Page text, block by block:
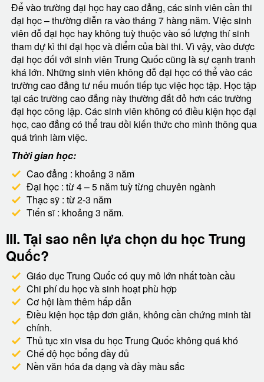
Để vào trường đại học hay cao đẳng, các sinh viên cần thi
đại học – thường diễn ra vào tháng 7 hàng năm. Việc sinh
viên đỗ đại học hay không tuỳ thuộc vào số lượng thí sinh
tham dự kì thi đại học và điểm của bài thi. Vì vậy, vào được
đại học đối với sinh viên Trung Quốc cũng là sự cạnh tranh
khá lớn. Những sinh viên không đỗ đại học có thể vào các
trường cao đẳng tư nếu muốn tiếp tục việc học tập. Học tập
tại các trường cao đẳng này thường đắt đỏ hơn các trường
đại học công lập. Các sinh viên không có điều kiện học đại
học, cao đẳng có thể trau dồi kiến thức cho mình thông qua
quá trình làm việc.
Thời gian học:
Cao đẳng : khoảng 3 năm
Đại học : từ 4 – 5 năm tuỳ từng chuyên ngành
Thạc sỹ : từ 2-3 năm
Tiến sĩ : khoảng 3 năm.
III. Tại sao nên lựa chọn du học Trung
Quốc?
Giáo dục Trung Quốc có quy mô lớn nhất toàn cầu
Chi phí du học và sinh hoạt phù hợp
Cơ hội làm thêm hấp dẫn
Điều kiện học tập đơn giản, không cần chứng minh tài
chính.
Thủ tục xin visa du học Trung Quốc không quá khó
Chế độ học bổng đầy đủ
Nền văn hóa đa dạng và đầy màu sắc